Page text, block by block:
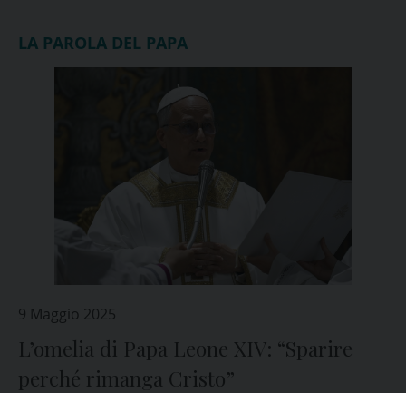
LA PAROLA DEL PAPA
9 Maggio 2025
L’omelia di Papa Leone XIV: “Sparire
perché rimanga Cristo”